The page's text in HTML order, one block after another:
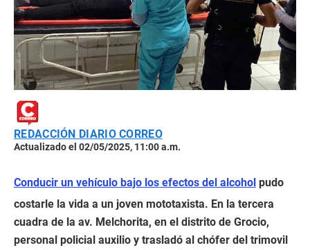
REDACCIÓN DIARIO CORREO
Actualizado el 02/05/2025, 11:00 a.m.
Conducir un vehículo bajo los efectos del alcohol pudo
costarle la vida a un joven mototaxista. En la tercera
cuadra de la av. Melchorita, en el distrito de Grocio,
personal policial auxilio y trasladó al chófer del trimovil